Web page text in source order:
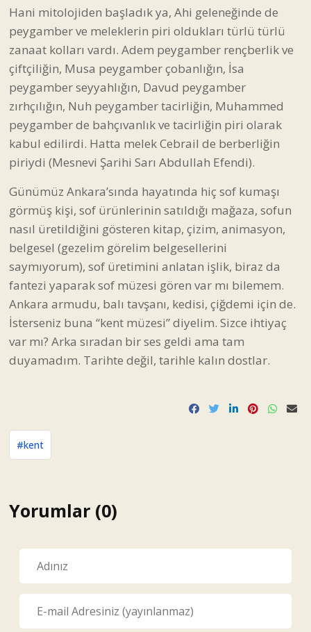
Hani mitolojiden başladık ya, Ahi geleneğinde de
peygamber ve meleklerin piri oldukları türlü türlü
zanaat kolları vardı. Adem peygamber rençberlik ve
çiftçiliğin, Musa peygamber çobanlığın, İsa
peygamber seyyahlığın, Davud peygamber
zırhçılığın, Nuh peygamber tacirliğin, Muhammed
peygamber de bahçıvanlık ve tacirliğin piri olarak
kabul edilirdi. Hatta melek Cebrail de berberliğin
piriydi (Mesnevi Şarihi Sarı Abdullah Efendi).
Günümüz Ankara’sında hayatında hiç sof kumaşı
görmüş kişi, sof ürünlerinin satıldığı mağaza, sofun
nasıl üretildiğini gösteren kitap, çizim, animasyon,
belgesel (gezelim görelim belgesellerini
saymıyorum), sof üretimini anlatan işlik, biraz da
fantezi yaparak sof müzesi gören var mı bilemem.
Ankara armudu, balı tavşanı, kedisi, çiğdemi için de.
İsterseniz buna “kent müzesi” diyelim. Sizce ihtiyaç
var mı? Arka sıradan bir ses geldi ama tam
duyamadım. Tarihte değil, tarihle kalın dostlar.
#kent
Yorumlar (0)